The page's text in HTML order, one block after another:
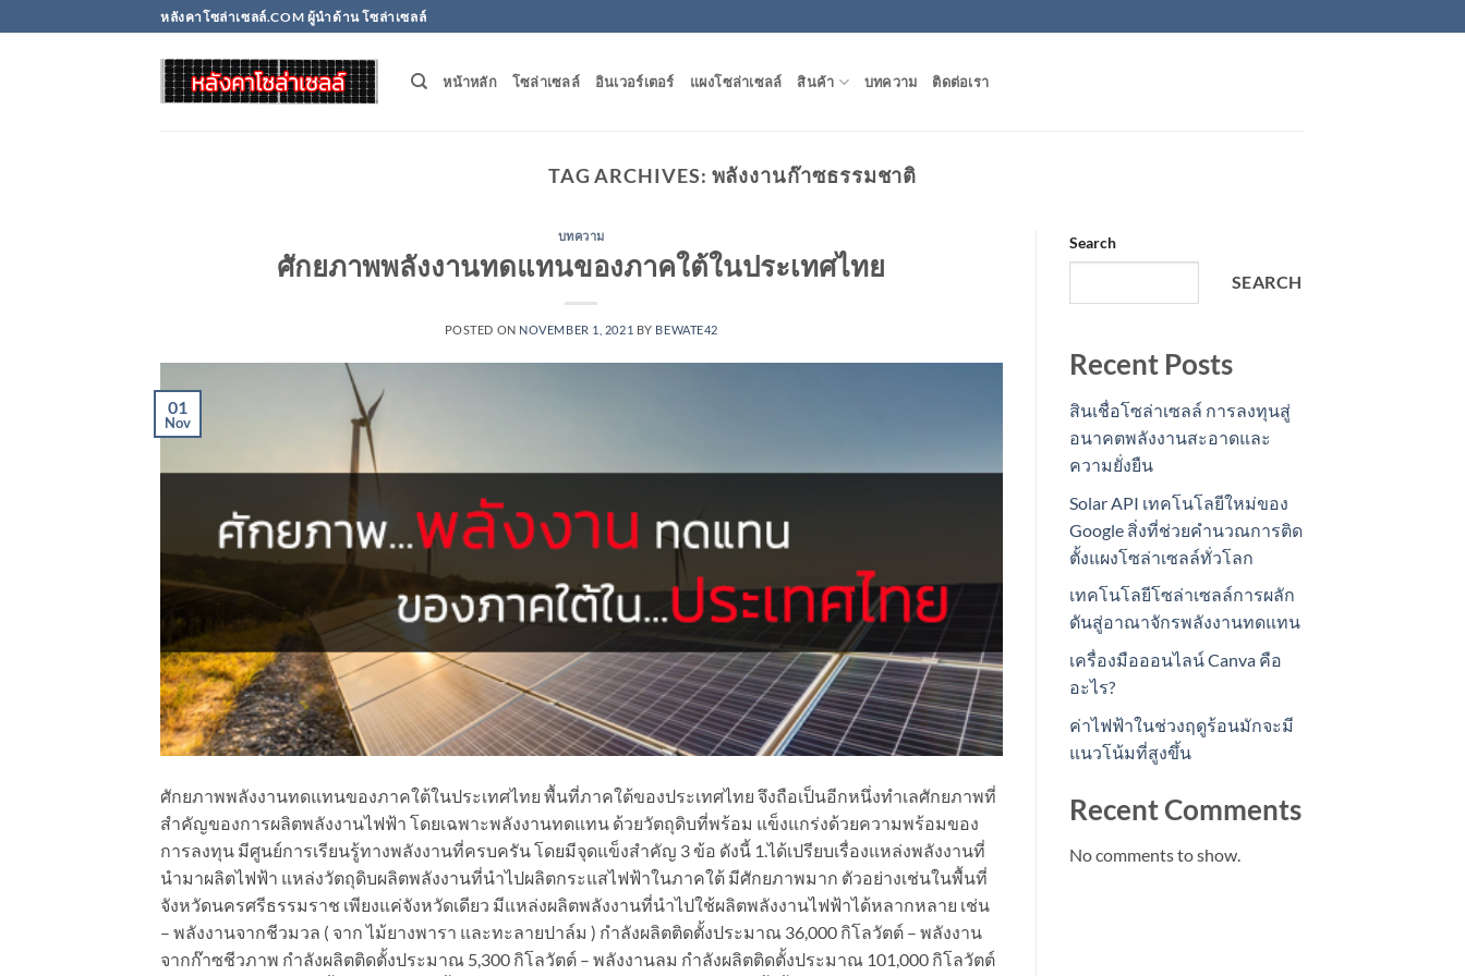
to
หลังคาโซล่าเซลล์.COM ผู้นำด้าน โซล่าเซลล์
หน้าหลัก โซล่าเซลล์ อินเวอร์เตอร์ แผงโซล่าเซลล์ สินค้า บทความ ติดต่อเรา
TAG ARCHIVES: พลังงานก๊าซธรรมชาติ
บทความ
ศักยภาพพลังงานทดแทนของภาคใต้ในประเทศไทย
POSTED ON NOVEMBER 1, 2021 BY BEWATE42
01
Nov
ศักยภาพพลังงานทดแทนของภาคใต้ในประเทศไทย พื้นที่ภาคใต้ของประเทศไทย จึงถือเป็นอีกหนึ่งทำเลศักยภาพที่
สำคัญของการผลิตพลังงานไฟฟ้า โดยเฉพาะพลังงานทดแทน ด้วยวัตถุดิบที่พร้อม แข็งแกร่งด้วยความพร้อมของ
การลงทุน มีศูนย์การเรียนรู้ทางพลังงานที่ครบครัน โดยมีจุดแข็งสำคัญ 3 ข้อ ดังนี้ 1.ได้เปรียบเรื่องแหล่งพลังงานที่
นำมาผลิตไฟฟ้า แหล่งวัตถุดิบผลิตพลังงานที่นำไปผลิตกระแสไฟฟ้าในภาคใต้ มีศักยภาพมาก ตัวอย่างเช่นในพื้นที่
จังหวัดนครศรีธรรมราช เพียงแค่จังหวัดเดียว มีแหล่งผลิตพลังงานที่นำไปใช้ผลิตพลังงานไฟฟ้าได้หลากหลาย เช่น
– พลังงานจากชีวมวล ( จาก ไม้ยางพารา และทะลายปาล์ม ) กำลังผลิตติดตั้งประมาณ 36,000 กิโลวัตต์ – พลังงาน
จากก๊าซชีวภาพ กำลังผลิตติดตั้งประมาณ 5,300 กิโลวัตต์ – พลังงานลม กำลังผลิตติดตั้งประมาณ 101,000 กิโลวัตต์
Search
SEARCH
Recent Posts
สินเชื่อโซล่าเซลล์ การลงทุนสู่
อนาคตพลังงานสะอาดและ
ความยั่งยืน
Solar API เทคโนโลยีใหม่ของ
Google สิ่งที่ช่วยคำนวณการติด
ตั้งแผงโซล่าเซลล์ทั่วโลก
เทคโนโลยีโซล่าเซลล์การผลัก
ดันสู่อาณาจักรพลังงานทดแทน
เครื่องมือออนไลน์ Canva คือ
อะไร?
ค่าไฟฟ้าในช่วงฤดูร้อนมักจะมี
แนวโน้มที่สูงขึ้น
Recent Comments
No comments to show.